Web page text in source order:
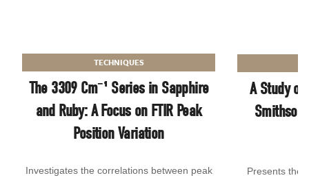
TECHNIQUES
The 3309 Cm⁻¹ Series in Sapphire
and Ruby: A Focus on FTIR Peak
Position Variation
Investigates the correlations between peak
A Study of
Presents the